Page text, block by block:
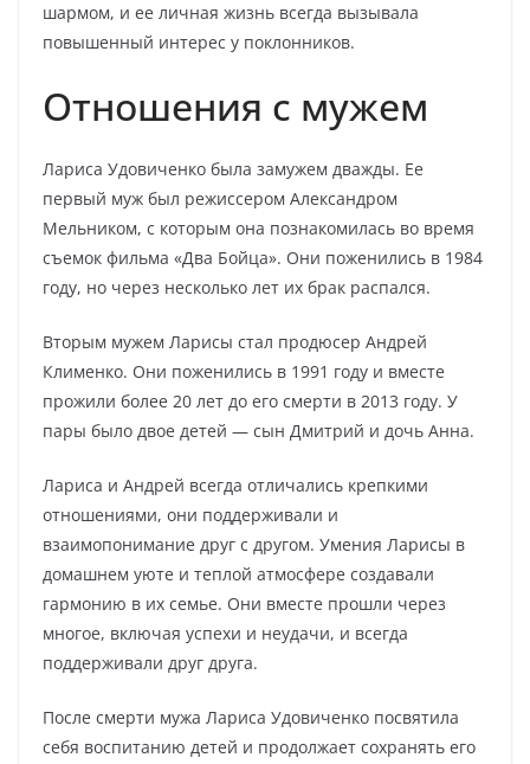
шармом, и ее личная жизнь всегда вызывала
повышенный интерес у поклонников.
Отношения с мужем
Лариса Удовиченко была замужем дважды. Ее
первый муж был режиссером Александром
Мельником, с которым она познакомилась во время
съемок фильма «Два Бойца». Они поженились в 1984
году, но через несколько лет их брак распался.
Вторым мужем Ларисы стал продюсер Андрей
Клименко. Они поженились в 1991 году и вместе
прожили более 20 лет до его смерти в 2013 году. У
пары было двое детей — сын Дмитрий и дочь Анна.
Лариса и Андрей всегда отличались крепкими
отношениями, они поддерживали и
взаимопонимание друг с другом. Умения Ларисы в
домашнем уюте и теплой атмосфере создавали
гармонию в их семье. Они вместе прошли через
многое, включая успехи и неудачи, и всегда
поддерживали друг друга.
После смерти мужа Лариса Удовиченко посвятила
себя воспитанию детей и продолжает сохранять его